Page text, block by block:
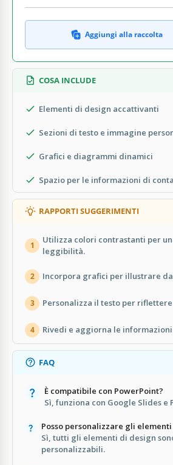
Aggiungi alla raccolta
COSA INCLUDE
Elementi di design accattivanti
Sezioni di testo e immagine
Grafici e diagrammi dinamici
Spazio per le informazioni di
RAPPORTI SUGGERIMENTI
1
Utilizza colori contrastanti per
leggibilità.
2 Incorpora grafici per illustrare
3 Personalizza il testo per
4 Rivedi e aggiorna le
FAQ
È compatibile con PowerPoint?
Sì, funziona con Google Slides e
Posso personalizzare gli
Sì, tutti gli elementi di design
personalizzabili.